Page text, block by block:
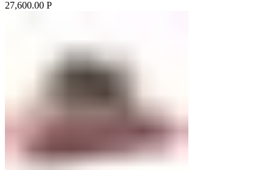
27,600.00 Р